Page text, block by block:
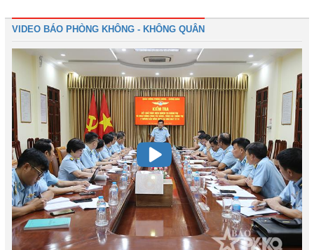
VIDEO BÁO PHÒNG KHÔNG - KHÔNG QUÂN